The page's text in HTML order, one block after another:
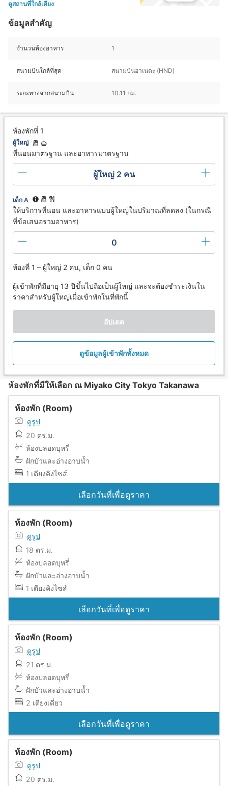
ดูสถานที่ใกล้เคียง
ข้อมูลสำคัญ
จำนวนห้องอาหาร 1
สนามบินใกล้ที่สุด สนามบินฮาเนดะ (HND)
ระยะทางจากสนามบิน 10.11 กม.
ห้องพักที่ 1
ผู้ใหญ่
ที่นอนมาตรฐาน และอาหารมาตรฐาน
ผู้ใหญ่ 2 คน
เด็ก A
ให้บริการที่นอน และอาหารแบบผู้ใหญ่ในปริมาณที่ลดลง (ในกรณี
ที่ข้อเสนอรวมอาหาร)
0
ห้องที่ 1 – ผู้ใหญ่ 2 คน, เด็ก 0 คน
ผู้เข้าพักที่มีอายุ 13 ปีขึ้นไปถือเป็นผู้ใหญ่ และจะต้องชำระเงินใน
ราคาสำหรับผู้ใหญ่เมื่อเข้าพักในที่พักนี้
อัปเดต
ดูข้อมูลผู้เข้าพักทั้งหมด
ห้องพักที่มีให้เลือก ณ Miyako City Tokyo Takanawa
ห้องพัก (Room)
ดูรูป
20 ตร.ม.
ห้องปลอดบุหรี่
ฝักบัวและอ่างอาบน้ำ
1 เตียงคิงไซส์
เลือกวันที่เพื่อดูราคา
ห้องพัก (Room)
ดูรูป
18 ตร.ม.
ห้องปลอดบุหรี่
ฝักบัวและอ่างอาบน้ำ
1 เตียงคิงไซส์
เลือกวันที่เพื่อดูราคา
ห้องพัก (Room)
ดูรูป
21 ตร.ม.
ห้องปลอดบุหรี่
ฝักบัวและอ่างอาบน้ำ
2 เตียงเดี่ยว
เลือกวันที่เพื่อดูราคา
ห้องพัก (Room)
ดูรูป
20 ตร.ม.